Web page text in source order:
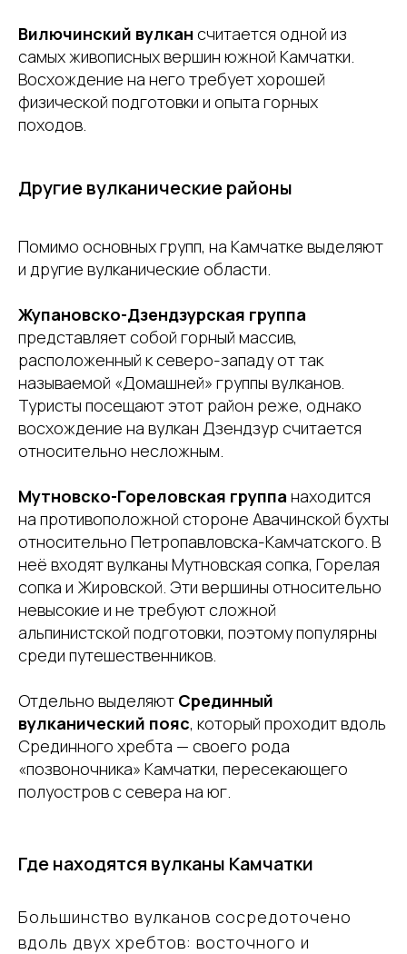
Вилючинский вулкан считается одной из
самых живописных вершин южной Камчатки.
Восхождение на него требует хорошей
физической подготовки и опыта горных
походов.
Другие вулканические районы
Помимо основных групп, на Камчатке выделяют
и другие вулканические области.
Жупановско-Дзендзурская группа
представляет собой горный массив,
расположенный к северо-западу от так
называемой «Домашней» группы вулканов.
Туристы посещают этот район реже, однако
восхождение на вулкан Дзендзур считается
относительно несложным.
Мутновско-Гореловская группа находится
на противоположной стороне Авачинской бухты
относительно Петропавловска-Камчатского. В
неё входят вулканы Мутновская сопка, Горелая
сопка и Жировской. Эти вершины относительно
невысокие и не требуют сложной
альпинистской подготовки, поэтому популярны
среди путешественников.
Отдельно выделяют Срединный
вулканический пояс, который проходит вдоль
Срединного хребта — своего рода
«позвоночника» Камчатки, пересекающего
полуостров с севера на юг.
Где находятся вулканы Камчатки
Большинство вулканов сосредоточено
вдоль двух хребтов: восточного и